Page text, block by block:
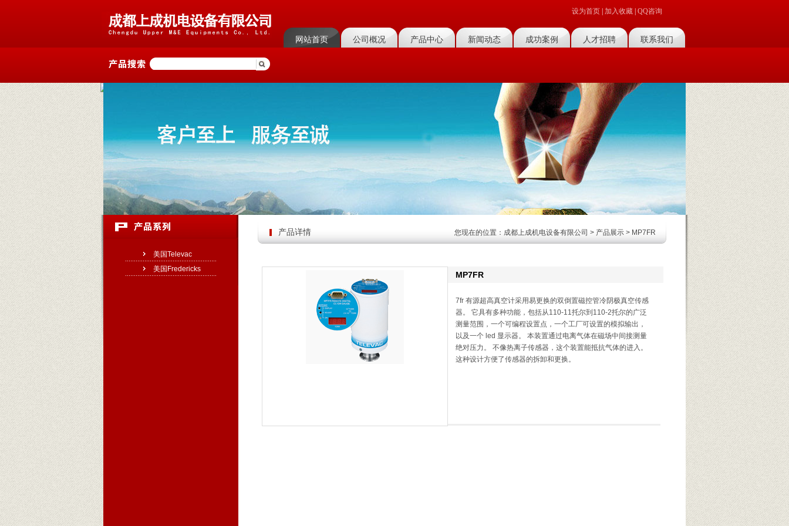
设为首页 加入收藏 QQ咨询
网站首页 公司概况 产品中心 新闻动态 成功案例 人才招聘 联系我们
美国Televac
美国Fredericks
产品详情 您现在的位置： 成都上成机电设备有限公司 > 产品展示 > MP7FR
MP7FR
7fr 有源超高真空计采用易更换的双倒置磁控管冷阴极真空传感
器。 它具有多种功能，包括从110-11托尔到110-2托尔的广泛
测量范围，一个可编程设置点，一个工厂可设置的模拟输出，
以及一个 led 显示器。 本装置通过电离气体在磁场中间接测量
绝对压力。 不像热离子传感器，这个装置能抵抗气体的进入。
这种设计方便了传感器的拆卸和更换。